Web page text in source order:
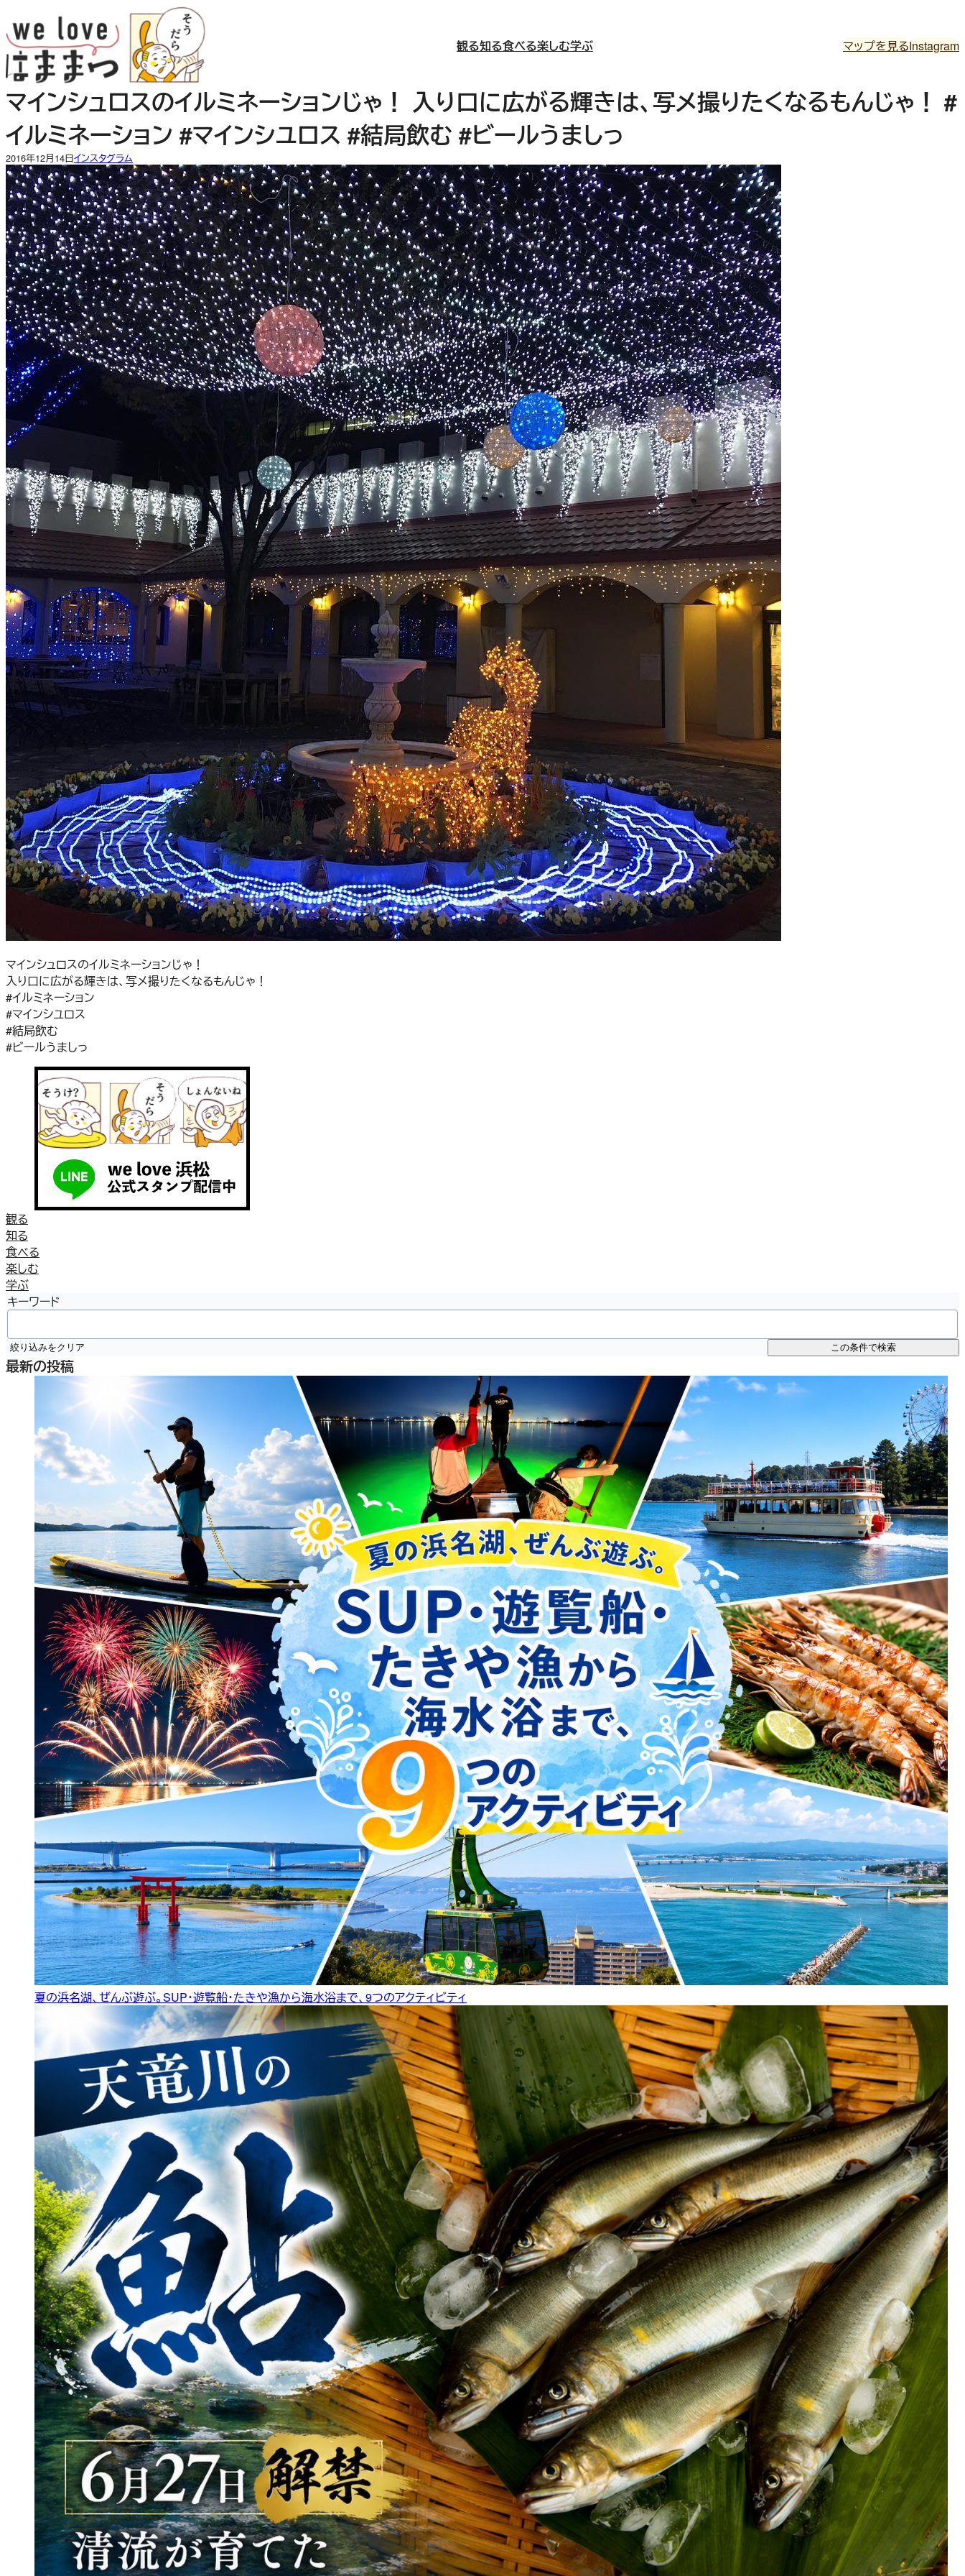
容
を
ス
キ
ッ
プ
観る知る食べる楽しむ学ぶ マップを見るInstagram
マインシュロスのイルミネーションじゃ！ 入り口に広がる輝きは、写メ撮りたくなるもんじゃ！ #
イルミネーション #マインシユロス #結局飲む #ビールうましっ
2016年12月14日インスタグラム
マインシュロスのイルミネーションじゃ！
入り口に広がる輝きは、写メ撮りたくなるもんじゃ！
#イルミネーション
#マインシユロス
#結局飲む
#ビールうましっ
観る
知る
食べる
楽しむ
学ぶ
キーワード
絞り込みをクリア この条件で検索
最新の投稿
夏の浜名湖、ぜんぶ遊ぶ。SUP・遊覧船・たきや漁から海水浴まで、9つのアクティビティ